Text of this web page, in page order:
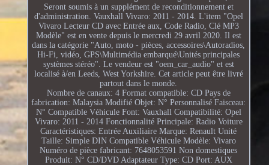
Seront soumis à un supplément de reconditionnement et
d'administration. Vauxhall Vivaro: 2011 - 2014. L'item "Opel
Vivaro Lecteur CD avec Entrée aux, Code Radio, Clé MP3
Modèle" est en vente depuis le mercredi 29 avril 2020. Il est
dans la catégorie "Auto, moto - pièces, accessoires\Autoradios,
Hi-Fi, vidéo, GPS\Multimédia embarqué\Unités principales
systèmes stéréo". Le vendeur est "oem_car_audio" et est
localisé à/en Leeds, West Yorkshire. Cet article peut être livré
partout dans le monde.
Nombre de canaux: 4 Format compatible: CD Pays de
fabrication: Malaysia Modifié Objet: N° Personnalisé Faisceau:
N° Compatible Véhicule Font: Vauxhall Compatibilité: Opel
Vivaro: 2011 - 2014 Fonctionnalité Principale: Radio Voiture
Caractéristiques: Entrée Auxiliaire Marque: Renault Unité
Taille: Simple DIN Compatible Véhicule Modèle: Vivaro
Numéro de pièce fabricant: 7648053591 Non domestiques
Produit: N° CD/DVD Adaptateur Type: CD Port: AUX